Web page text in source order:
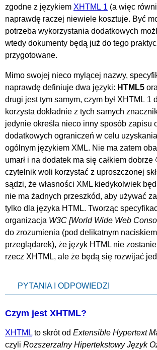
zgodne z językiem XHTML 1 (a więc
naprawdę raczej niewiele kosztuje. Być
potrzeba wykorzystania dodatkowych
wtedy dokumenty będą już do tego
przygotowane.
Mimo swojej nieco mylącej nazwy,
naprawdę definiuje dwa języki: HTML5
drugi jest tym samym, czym był XHTML 1
korzysta dokładnie z tych samych
jedynie określa nieco inny sposób zapisu
dodatkowych ograniczeń w celu
ogólnym językiem XML. Nie ma zatem
umarł i na dodatek ma się całkiem
czytelnik woli korzystać z uproszczonej
sądzi, że własności XML kiedykolwiek
nie ma żadnych przeszkód, aby używać
tylko dla języka HTML. Tworząc
organizacja W3C
do zrozumienia (pod delikatnym
przeglądarek), że język HTML nie
rzecz XHTML, ale że będą się rozwijać
PYTANIA I ODPOWIEDZI
Czym jest XHTML?
XHTML to skrót od Extensible Hypertext
czyli Rozszerzalny Hipertekstowy Język